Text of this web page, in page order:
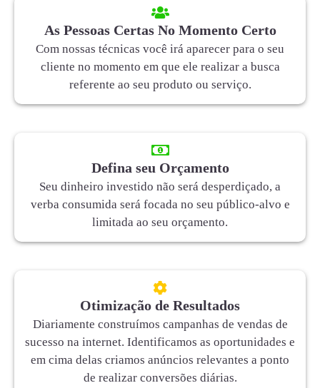
As Pessoas Certas No Momento Certo
Com nossas técnicas você irá aparecer para o seu
cliente no momento em que ele realizar a busca
referente ao seu produto ou serviço.
Defina seu Orçamento
Seu dinheiro investido não será desperdiçado, a
verba consumida será focada no seu público-alvo e
limitada ao seu orçamento.
Otimização de Resultados
Diariamente construímos campanhas de vendas de
sucesso na internet. Identificamos as oportunidades e
em cima delas criamos anúncios relevantes a ponto
de realizar conversões diárias.